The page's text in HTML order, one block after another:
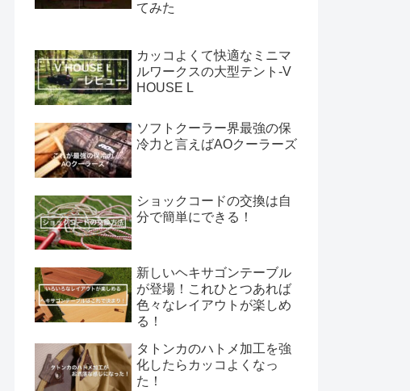
てみた
カッコよくて快適なミニマ
ルワークスの大型テント-V
HOUSE L
ソフトクーラー界最強の保
冷力と言えばAOクーラーズ
ショックコードの交換は自
分で簡単にできる！
新しいヘキサゴンテーブル
が登場！これひとつあれば
色々なレイアウトが楽しめ
る！
タトンカのハトメ加工を強
化したらカッコよくなっ
た！